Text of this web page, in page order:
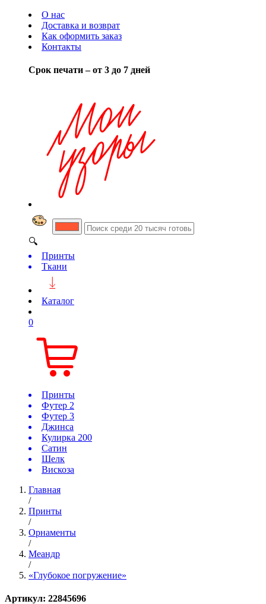
О нас
Доставка и возврат
Как оформить заказ
Контакты
Срок печати – от 3 до 7 дней
🔍
Принты
Ткани
Каталог
0
Принты
Футер 2
Футер 3
Джинса
Кулирка 200
Сатин
Шелк
Вискоза
Главная
/
Принты
/
Орнаменты
/
Меандр
/
«Глубокое погружение»
Артикул: 22845696